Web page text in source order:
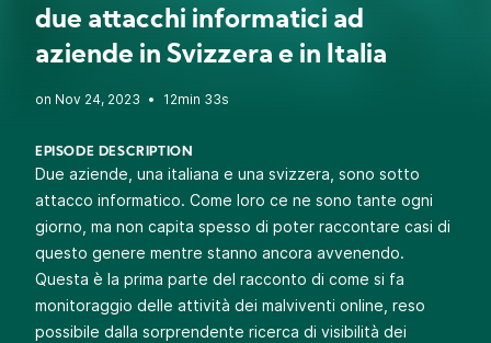
due attacchi informatici ad
aziende in Svizzera e in Italia
• 12min 33s
EPISODE DESCRIPTION
Due aziende, una italiana e una svizzera, sono sotto
attacco informatico. Come loro ce ne sono tante ogni
giorno, ma non capita spesso di poter raccontare casi di
questo genere mentre stanno ancora avvenendo.
Questa è la prima parte del racconto di come si fa
monitoraggio delle attività dei malviventi online, reso
possibile dalla sorprendente ricerca di visibilità dei